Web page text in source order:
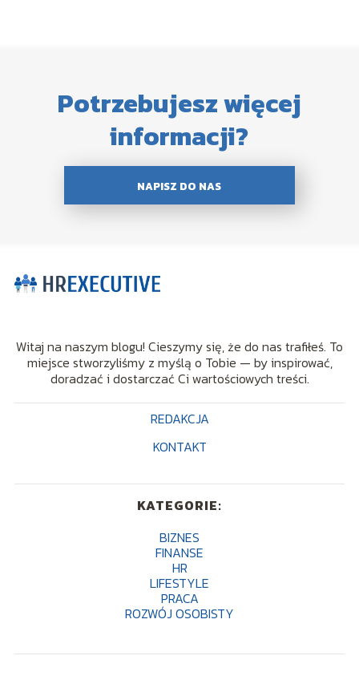
Potrzebujesz więcej
informacji?
NAPISZ DO NAS
Witaj na naszym blogu! Cieszymy się, że do nas trafiłeś. To
miejsce stworzyliśmy z myślą o Tobie — by inspirować,
doradzać i dostarczać Ci wartościowych treści.
REDAKCJA
KONTAKT
KATEGORIE:
BIZNES
FINANSE
HR
LIFESTYLE
PRACA
ROZWÓJ OSOBISTY